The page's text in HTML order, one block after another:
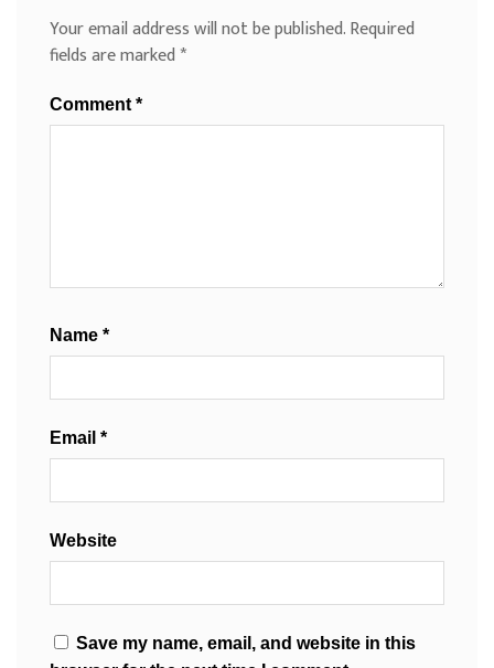
Your email address will not be published.Required
fields are marked*
Comment *
Name *
Email *
Website
Save my name, email, and website in this